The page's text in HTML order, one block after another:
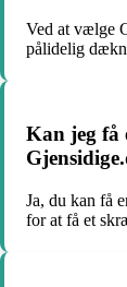
Ved at vælge
pålidelig
Kan jeg få
Ja, du kan få
for at få et